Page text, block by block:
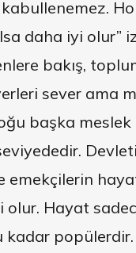
daha iyi olur”
bakış,
sever ama
başka
Hayat